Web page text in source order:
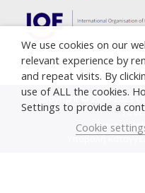
Copyright © 2005-2023
Privacy
Υποβολή
We use cookies on our
relevant experience by
and repeat visits. By
use of ALL the cookies.
Settings to provide a
Cookie